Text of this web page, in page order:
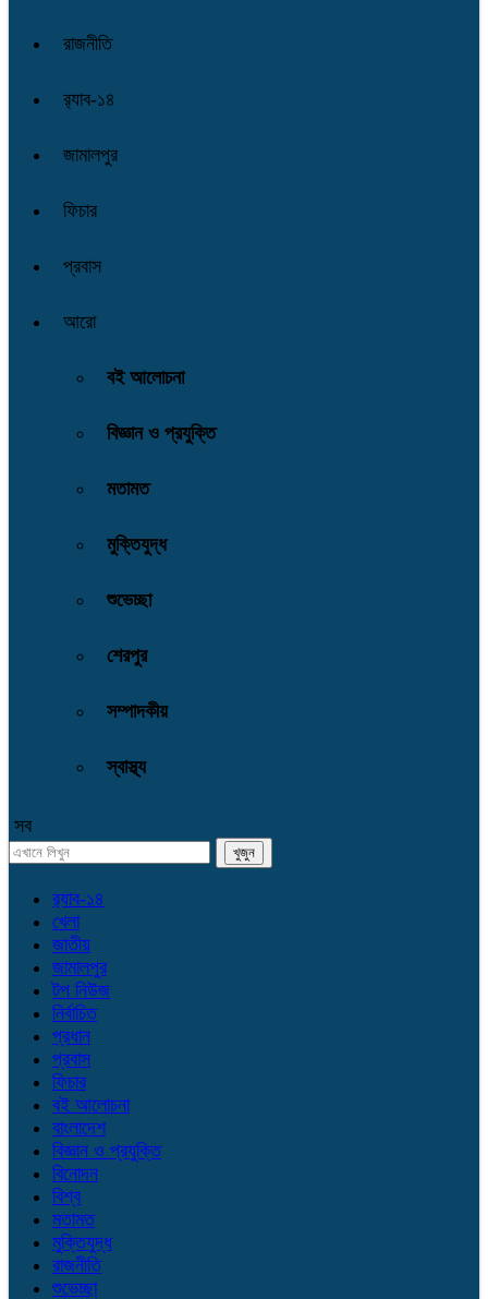
রাজনীতি
র‌্যাব-১৪
জামালপুর
ফিচার
প্রবাস
আরো
বই আলোচনা
বিজ্ঞান ও প্রযুক্তি
মতামত
মুক্তিযুদ্ধ
শুভেচ্ছা
শেরপুর
সম্পাদকীয়
স্বাস্থ্য
সব
র‌্যাব-১৪
খেলা
জাতীয়
জামালপুর
টপ নিউজ
নির্বাচিত
প্রধান
প্রবাস
ফিচার
বই আলোচনা
বাংলাদেশ
বিজ্ঞান ও প্রযুক্তি
বিনোদন
বিশ্ব
মতামত
মুক্তিযুদ্ধ
রাজনীতি
শুভেচ্ছা